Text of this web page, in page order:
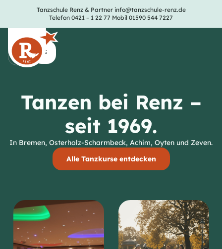
Tanzschule Renz & Partnerinfo@tanzschule-renz.de
Telefon 0421 – 1 22 77 Mobil 01590 544 7227
Tanzen bei Renz –
seit 1969.
In Bremen, Osterholz-Scharmbeck, Achim, Oyten und Zeven.
Alle Tanzkurse entdecken